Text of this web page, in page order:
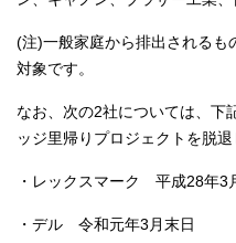
(注)一般家庭から排出されるも
対象です。
なお、次の2社については、下
ッジ里帰りプロジェクトを脱退
・レックスマーク 平成28年3
・デル 令和元年3月末日